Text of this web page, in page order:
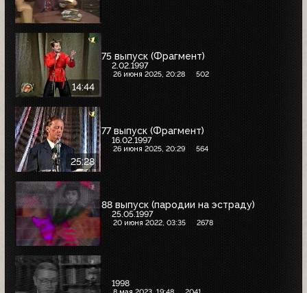
14:44
75 выпуск (Фрагмент)
2.02.1997
26 июня 2025, 20:28 502
25:28
77 выпуск (Фрагмент)
16.02.1997
26 июня 2025, 20:29 564
88 выпуск (пародии на эстраду)
25.05.1997
20 июня 2022, 03:35 2678
1998